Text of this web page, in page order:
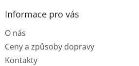
Informace pro vás
O nás
Ceny a způsoby dopravy
Kontakty